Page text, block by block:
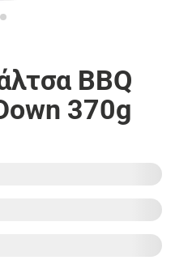
BBQ
370g